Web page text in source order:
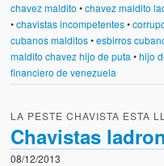
chavez maldito •chavez maldito
•chavistas incompetentes•
cubanos malditos•esbirros
maldito chavez hijo de puta •hijo
financiero de venezuela
LA PESTE CHAVISTA ESTA
Chavistas
08/12/2013